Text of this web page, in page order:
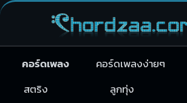
คอร์ดเพลง คอร์ดเพลงง่ายๆ
สตริง
ลูกทุ่ง